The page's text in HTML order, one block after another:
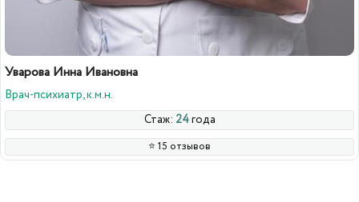
Уварова Инна Ивановна
Врач-психиатр, к.м.н.
Стаж: 24года
⭐️ 15 отзывов